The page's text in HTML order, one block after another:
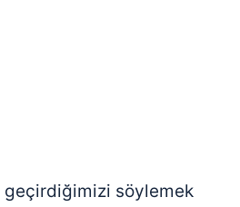
ilgili bilgi almak için lütfen
geçirdiğimizi söylemek